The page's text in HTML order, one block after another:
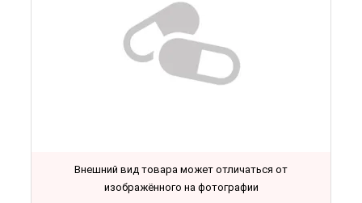
Внешний вид товара может отличаться от
изображённого на фотографии